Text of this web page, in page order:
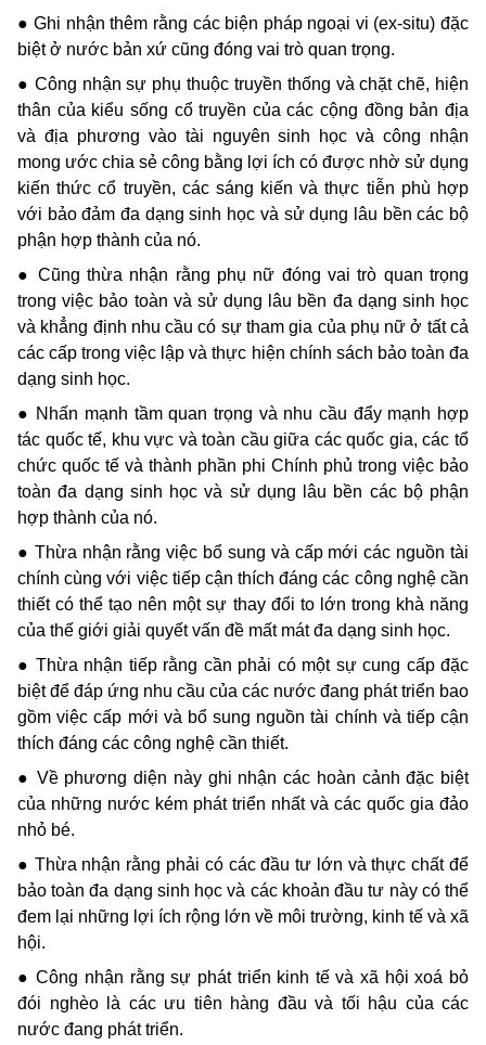
● Ghi nhận thêm rằng các biện pháp ngoại vi (ex-situ) đặc
biệt ở nước bản xứ cũng đóng vai trò quan trọng.
● Công nhận sự phụ thuộc truyền thống và chặt chẽ, hiện
thân của kiểu sống cổ truyền của các cộng đồng bản địa
và địa phương vào tài nguyên sinh học và công nhận
mong ước chia sẻ công bằng lợi ích có được nhờ sử dụng
kiến thức cổ truyền, các sáng kiến và thực tiễn phù hợp
với bảo đảm đa dạng sinh học và sử dụng lâu bền các bộ
phận hợp thành của nó.
● Cũng thừa nhận rằng phụ nữ đóng vai trò quan trọng
trong việc bảo toàn và sử dụng lâu bền đa dạng sinh học
và khẳng định nhu cầu có sự tham gia của phụ nữ ở tất cả
các cấp trong việc lập và thực hiện chính sách bảo toàn đa
dạng sinh học.
● Nhấn mạnh tầm quan trọng và nhu cầu đẩy mạnh hợp
tác quốc tế, khu vực và toàn cầu giữa các quốc gia, các tổ
chức quốc tế và thành phần phi Chính phủ trong việc bảo
toàn đa dạng sinh học và sử dụng lâu bền các bộ phận
hợp thành của nó.
● Thừa nhận rằng việc bổ sung và cấp mới các nguồn tài
chính cùng với việc tiếp cận thích đáng các công nghệ cần
thiết có thể tạo nên một sự thay đổi to lớn trong khà năng
của thế giới giải quyết vấn đề mất mát đa dạng sinh học.
● Thừa nhận tiếp rằng cần phải có một sự cung cấp đặc
biệt để đáp ứng nhu cầu của các nước đang phát triển bao
gồm việc cấp mới và bổ sung nguồn tài chính và tiếp cận
thích đáng các công nghệ cần thiết.
● Về phương diện này ghi nhận các hoàn cảnh đặc biệt
của những nước kém phát triển nhất và các quốc gia đảo
nhỏ bé.
● Thừa nhận rằng phải có các đầu tư lớn và thực chất để
bảo toàn đa dạng sinh học và các khoản đầu tư này có thể
đem lại những lợi ích rộng lớn về môi trường, kinh tế và xã
hội.
● Công nhận rằng sự phát triển kinh tế và xã hội xoá bỏ
đói nghèo là các ưu tiên hàng đầu và tối hậu của các
nước đang phát triển.